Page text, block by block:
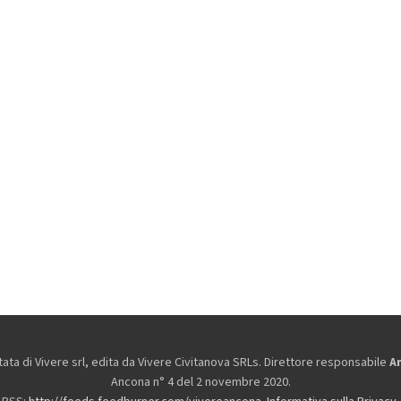
di Vivere srl, edita da Vivere Civitanova SRLs. Direttore responsabile
Ancona n° 4 del 2 novembre 2020.